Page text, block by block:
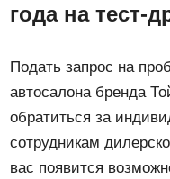
года на тест-
Подать запрос на
автосалона бренда
обратиться за
сотрудникам
вас появится